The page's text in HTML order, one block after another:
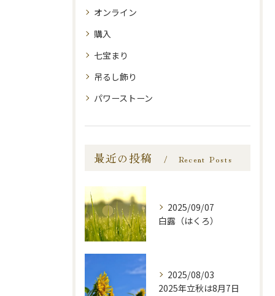
オンライン
購入
七宝まり
吊るし飾り
パワーストーン
最近の投稿 Recent Posts
2025/09/07
白露（はくろ）
2025/08/03
2025年立秋は8月7日